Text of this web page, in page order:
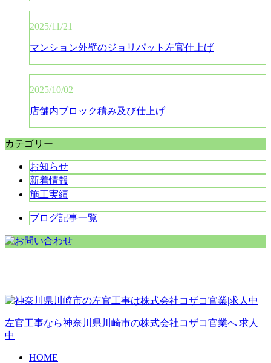
2025/11/21
マンション外壁のジョリパット左官仕上げ
2025/10/02
店舗内ブロック積み及び仕上げ
カテゴリー
お知らせ
新着情報
施工実績
ブログ記事一覧
左官工事なら神奈川県川崎市の株式会社コザコ官業へ|求人
中
HOME